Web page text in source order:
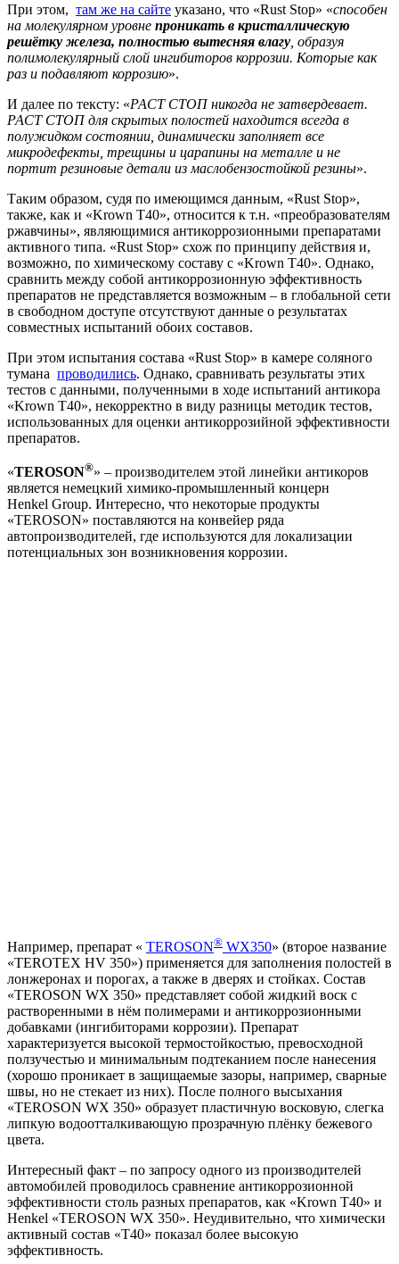
При этом, там же на сайте указано, что «Rust Stop» «способен
на молекулярном уровне проникать в кристаллическую
решётку железа, полностью вытесняя влагу , образуя
полимолекулярный слой ингибиторов коррозии. Которые как
раз и подавляют коррозию».
И далее по тексту: «РАСТ СТОП никогда не затвердевает.
РАСТ СТОП для скрытых полостей находится всегда в
полужидком состоянии, динамически заполняет все
микродефекты, трещины и царапины на металле и не
портит резиновые детали из маслобензостойкой резины».
Таким образом, судя по имеющимся данным, «Rust Stop»,
также, как и «Krown T40», относится к т.н. «преобразователям
ржавчины», являющимися антикоррозионными препаратами
активного типа. «Rust Stop» схож по принципу действия и,
возможно, по химическому составу с «Krown T40». Однако,
сравнить между собой антикоррозионную эффективность
препаратов не представляется возможным – в глобальной сети
в свободном доступе отсутствуют данные о результатах
совместных испытаний обоих составов.
При этом испытания состава «Rust Stop» в камере соляного
тумана проводились. Однако, сравнивать результаты этих
тестов с данными, полученными в ходе испытаний антикора
«Krown Т40», некорректно в виду разницы методик тестов,
использованных для оценки антикоррозийной эффективности
препаратов.
«TEROSON®» – производителем этой линейки антикоров
является немецкий химико-промышленный концерн
Henkel Group. Интересно, что некоторые продукты
«TEROSON» поставляются на конвейер ряда
автопроизводителей, где используются для локализации
потенциальных зон возникновения коррозии.
Например, препарат « TEROSON® WX350» (второе название
«TEROTEX HV 350») применяется для заполнения полостей в
лонжеронах и порогах, а также в дверях и стойках. Состав
«TEROSON WX 350» представляет собой жидкий воск с
растворенными в нём полимерами и антикоррозионными
добавками (ингибиторами коррозии). Препарат
характеризуется высокой термостойкостью, превосходной
ползучестью и минимальным подтеканием после нанесения
(хорошо проникает в защищаемые зазоры, например, сварные
швы, но не стекает из них). После полного высыхания
«TEROSON WX 350» образует пластичную восковую, слегка
липкую водоотталкивающую прозрачную плёнку бежевого
цвета.
Интересный факт – по запросу одного из производителей
автомобилей проводилось сравнение антикоррозионной
эффективности столь разных препаратов, как «Krown T40» и
Henkel «TEROSON WX 350». Неудивительно, что химически
активный состав «T40» показал более высокую
эффективность.